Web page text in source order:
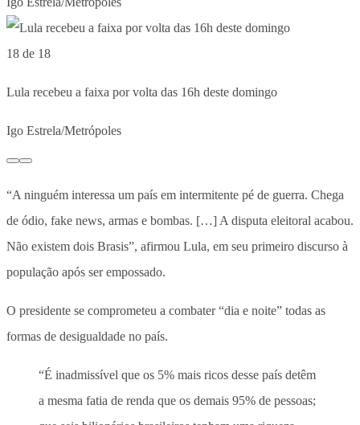
18 de 18
Lula recebeu a faixa por volta das 16h deste domingo
Igo Estrela/Metrópoles
“A ninguém interessa um país em intermitente pé de guerra. Chega
de ódio, fake news, armas e bombas. […] A disputa eleitoral acabou.
Não existem dois Brasis”, afirmou Lula, em seu primeiro discurso à
população após ser empossado.
O presidente se comprometeu a combater “dia e noite” todas as
formas de desigualdade no país.
“É inadmissível que os 5% mais ricos desse país detêm
a mesma fatia de renda que os demais 95% de pessoas;